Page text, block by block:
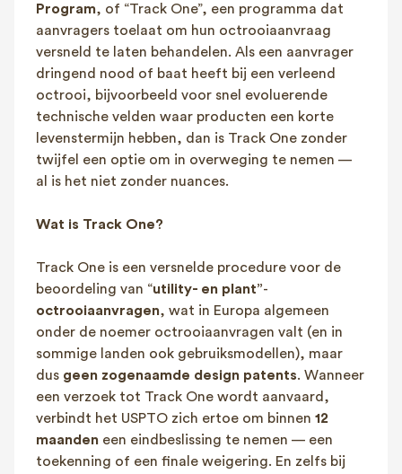
Program, of “Track One”, een programma dat
aanvragers toelaat om hun octrooiaanvraag
versneld te laten behandelen. Als een aanvrager
dringend nood of baat heeft bij een verleend
octrooi, bijvoorbeeld voor snel evoluerende
technische velden waar producten een korte
levenstermijn hebben, dan is Track One zonder
twijfel een optie om in overweging te nemen —
al is het niet zonder nuances.
Wat is Track One?
Track One is een versnelde procedure voor de
beoordeling van “utility- en plant”-
octrooiaanvragen, wat in Europa algemeen
onder de noemer octrooiaanvragen valt (en in
sommige landen ook gebruiksmodellen), maar
dus geen zogenaamde design patents. Wanneer
een verzoek tot Track One wordt aanvaard,
verbindt het USPTO zich ertoe om binnen 12
maanden een eindbeslissing te nemen — een
toekenning of een finale weigering​​. En zelfs bij